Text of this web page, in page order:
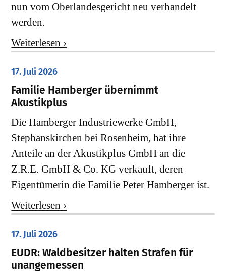
nun vom Oberlandesgericht neu verhandelt
werden.
Weiterlesen ›
17. Juli 2026
Familie Hamberger übernimmt
Akustikplus
Die Hamberger Industriewerke GmbH,
Stephanskirchen bei Rosenheim, hat ihre
Anteile an der Akustikplus GmbH an die
Z.R.E. GmbH & Co. KG verkauft, deren
Eigentümerin die Familie Peter Hamberger ist.
Weiterlesen ›
17. Juli 2026
EUDR: Waldbesitzer halten Strafen für
unangemessen